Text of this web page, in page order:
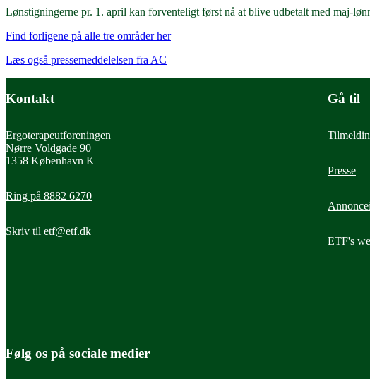
Lønstigningerne pr. 1. april kan forventeligt først nå at blive udbetalt med maj-
Find forligene på alle tre områder her
Læs også pressemeddelelsen fra AC
Kontakt
Ergoterapeutforeningen
Nørre Voldgade 90
1358 København K
Ring på 8882 6270
Skriv til etf@etf.dk
Gå til
Presse
ETF's
Følg os på sociale medier